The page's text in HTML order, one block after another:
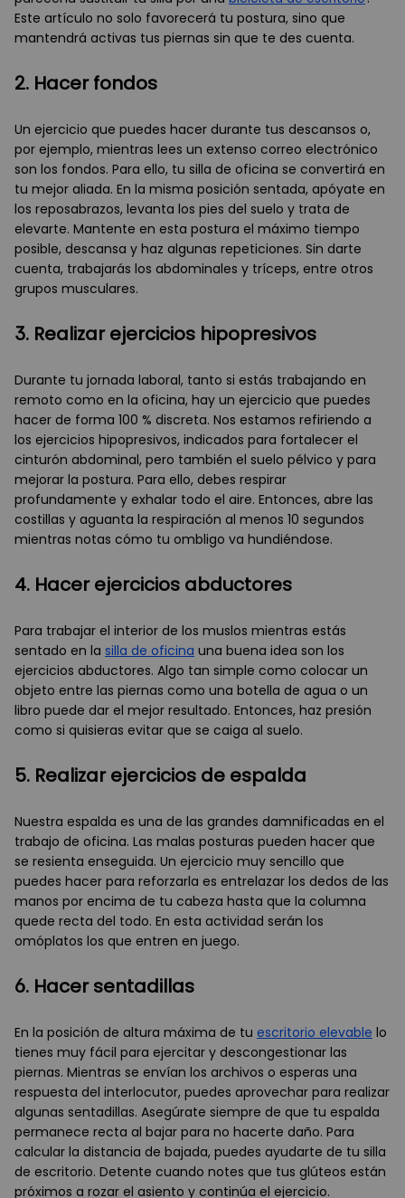
Este artículo no solo favorecerá tu postura, sino que
mantendrá activas tus piernas sin que te des cuenta.
2. Hacer fondos
Un ejercicio que puedes hacer durante tus descansos o,
por ejemplo, mientras lees un extenso correo electrónico
son los fondos. Para ello, tu silla de oficina se convertirá en
tu mejor aliada. En la misma posición sentada, apóyate en
los reposabrazos, levanta los pies del suelo y trata de
elevarte. Mantente en esta postura el máximo tiempo
posible, descansa y haz algunas repeticiones. Sin darte
cuenta, trabajarás los abdominales y tríceps, entre otros
grupos musculares.
3. Realizar ejercicios hipopresivos
Durante tu jornada laboral, tanto si estás trabajando en
remoto como en la oficina, hay un ejercicio que puedes
hacer de forma 100 % discreta. Nos estamos refiriendo a
los ejercicios hipopresivos, indicados para fortalecer el
cinturón abdominal, pero también el suelo pélvico y para
mejorar la postura. Para ello, debes respirar
profundamente y exhalar todo el aire. Entonces, abre las
costillas y aguanta la respiración al menos 10 segundos
mientras notas cómo tu ombligo va hundiéndose.
4. Hacer ejercicios abductores
Para trabajar el interior de los muslos mientras estás
sentado en la silla de oficina una buena idea son los
ejercicios abductores. Algo tan simple como colocar un
objeto entre las piernas como una botella de agua o un
libro puede dar el mejor resultado. Entonces, haz presión
como si quisieras evitar que se caiga al suelo.
5. Realizar ejercicios de espalda
Nuestra espalda es una de las grandes damnificadas en el
trabajo de oficina. Las malas posturas pueden hacer que
se resienta enseguida. Un ejercicio muy sencillo que
puedes hacer para reforzarla es entrelazar los dedos de las
manos por encima de tu cabeza hasta que la columna
quede recta del todo. En esta actividad serán los
omóplatos los que entren en juego.
6. Hacer sentadillas
En la posición de altura máxima de tu escritorio elevable lo
tienes muy fácil para ejercitar y descongestionar las
piernas. Mientras se envían los archivos o esperas una
respuesta del interlocutor, puedes aprovechar para realizar
algunas sentadillas. Asegúrate siempre de que tu espalda
permanece recta al bajar para no hacerte daño. Para
calcular la distancia de bajada, puedes ayudarte de tu silla
de escritorio. Detente cuando notes que tus glúteos están
próximos a rozar el asiento y continúa el ejercicio.